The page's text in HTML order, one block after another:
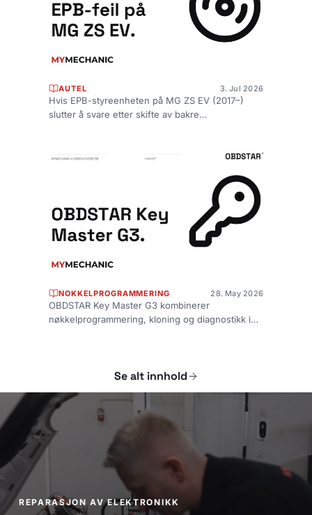
AUTEL 3. Jul 2026
Hvis EPB-styreenheten på MG ZS EV (2017–)
slutter å svare etter skifte av bakre
NOKKELPROGRAMMERING 28. May 2026
OBDSTAR Key Master G3 kombinerer
nøkkelprogrammering, kloning og diagnostikk i
Se alt innhold
REPARASJON AV ELEKTRONIKK